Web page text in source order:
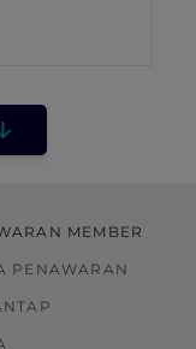
MEMBER
PENAWARAN